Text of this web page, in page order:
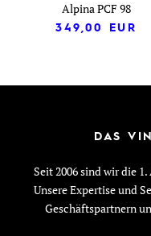
Alpina PCF 98
349,00
EUR
DAS
Seit 2006 sind wir die
Unsere Expertise und
Geschäftspartnern